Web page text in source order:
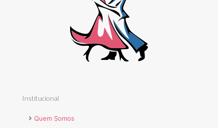
Institucional
Quem Somos